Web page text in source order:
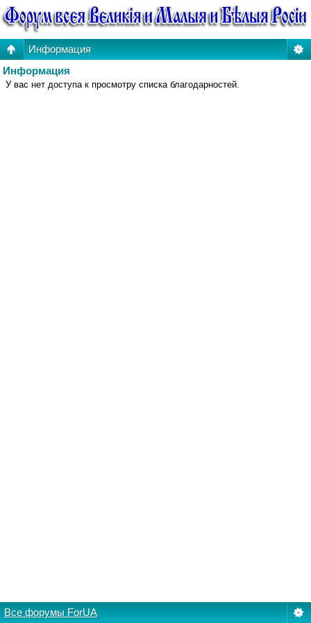
Информация
Информация
У вас нет доступа к просмотру списка благодарностей.
Все форумы ForUA